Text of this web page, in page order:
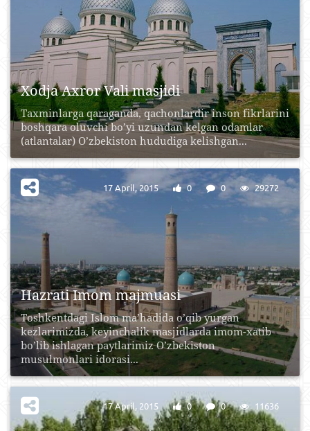
Xodja Axror Vali masjidi
Taxminlarga qaraganda, qachonlardir inson fikrlarini
boshqara oluvchi bo’yi uzundan kelgan odamlar
(atlantalar) O’zbekiston hududiga kelishgan...
Hazrati Imom majmuasi
Toshkentdagi Islom ma’hadida o’qib yurgan
kezlarimizda, keyinchalik masjidlarda imom-xatib
bo’lib ishlagan paytlarimiz O’zbekiston
musulmonlari idorasi...
17 April, 2015 0 0 29272
17 April, 2015 0 0 11636